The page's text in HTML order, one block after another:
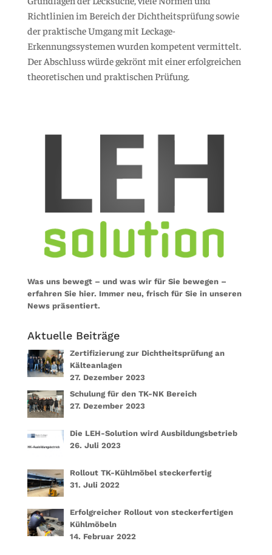
Richtlinien im Bereich der Dichtheitsprüfung sowie
der praktische Umgang mit Leckage-
Erkennungssystemen wurden kompetent vermittelt.
Der Abschluss würde gekrönt mit einer erfolgreichen
theoretischen und praktischen Prüfung.
Was uns bewegt – und was wir für Sie bewegen –
erfahren Sie hier. Immer neu, frisch für Sie in unseren
News präsentiert.
Aktuelle Beiträge
Zertifizierung zur Dichtheitsprüfung an
Kälteanlagen
27. Dezember 2023
Schulung für den TK-NK Bereich
27. Dezember 2023
Die LEH-Solution wird Ausbildungsbetrieb
26. Juli 2023
Rollout TK-Kühlmöbel steckerfertig
31. Juli 2022
Erfolgreicher Rollout von steckerfertigen
Kühlmöbeln
14. Februar 2022